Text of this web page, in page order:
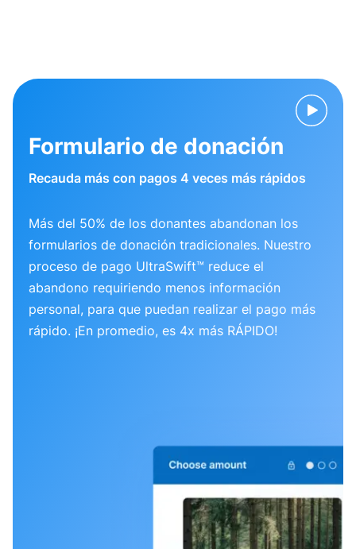
Formulario de donación
Recauda más con pagos 4 veces más rápidos
Más del 50% de los donantes abandonan los
formularios de donación tradicionales. Nuestro
proceso de pago UltraSwift™ reduce el
abandono requiriendo menos información
personal, para que puedan realizar el pago más
rápido. ¡En promedio, es 4x más RÁPIDO!